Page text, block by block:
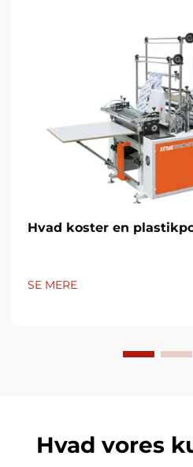
Hvad koster en
SE MERE
Hvad vores